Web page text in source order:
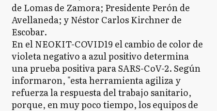
de Lomas de Zamora; Presidente Perón de
Avellaneda; y Néstor Carlos Kirchner de
Escobar.
En el NEOKIT-COVID19 el cambio de color de
violeta negativo a azul positivo determina
una prueba positiva para SARS-CoV-2. Según
informaron, "esta herramienta agiliza y
refuerza la respuesta del trabajo sanitario,
porque, en muy poco tiempo, los equipos de